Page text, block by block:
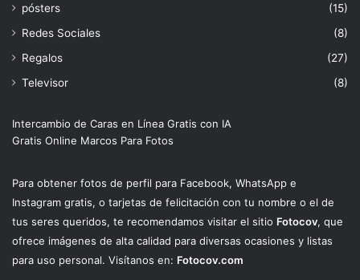
pósters
(15)
Redes Sociales
(8)
Regalos
(27)
Televisor
(8)
Intercambio de Caras en Línea Gratis con IA
Gratis Online Marcos Para Fotos
Para obtener fotos de perfil para Facebook, WhatsApp e
Instagram gratis, o tarjetas de felicitación con tu nombre o el de
tus seres queridos, te recomendamos visitar el sitio Fotocov, que
ofrece imágenes de alta calidad para diversas ocasiones y listas
para uso personal. Visítanos en: Fotocov.com